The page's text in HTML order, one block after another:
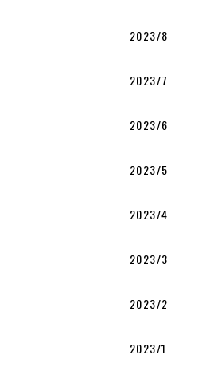
2023/8
2023/7
2023/6
2023/5
2023/4
2023/3
2023/2
2023/1